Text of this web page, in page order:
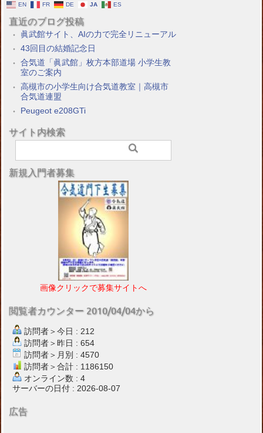
EN FR DE JA ES
直近のブログ投稿
眞武館サイト、AIの力で完全リニューアル
43回目の結婚記念日
合気道「眞武館」枚方本部道場 小学生教
室のご案内
高槻市の小学生向け合気道教室｜高槻市
合気道連盟
Peugeot e208GTi
サイト内検索
新規入門者募集
画像クリックで募集サイトへ
閲覧者カウンター 2010/04/04から
訪問者＞今日 : 212
訪問者＞昨日 : 654
訪問者＞月別 : 4570
訪問者＞合計 : 1186150
オンライン数 : 4
サーバーの日付 : 2026-08-07
広告